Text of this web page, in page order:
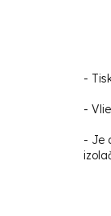
-
-
- Je